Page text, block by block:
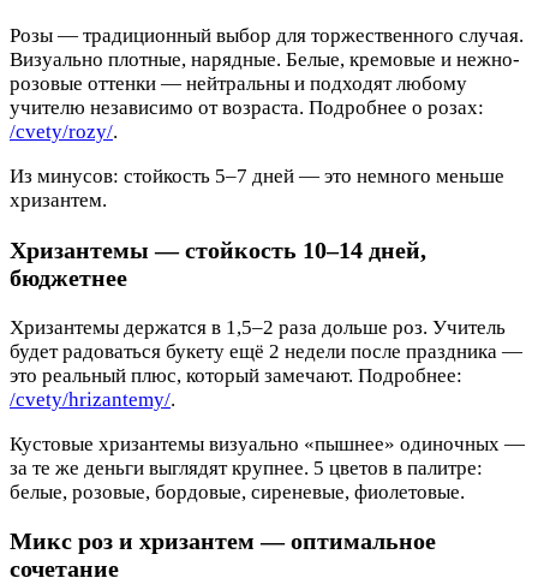
Розы — традиционный выбор для торжественного случая.
Визуально плотные, нарядные. Белые, кремовые и нежно-
розовые оттенки — нейтральны и подходят любому
учителю независимо от возраста. Подробнее о розах:
/cvety/rozy/.
Из минусов: стойкость 5–7 дней — это немного меньше
хризантем.
Хризантемы — стойкость 10–14 дней,
бюджетнее
Хризантемы держатся в 1,5–2 раза дольше роз. Учитель
будет радоваться букету ещё 2 недели после праздника —
это реальный плюс, который замечают. Подробнее:
/cvety/hrizantemy/.
Кустовые хризантемы визуально «пышнее» одиночных —
за те же деньги выглядят крупнее. 5 цветов в палитре:
белые, розовые, бордовые, сиреневые, фиолетовые.
Микс роз и хризантем — оптимальное
сочетание